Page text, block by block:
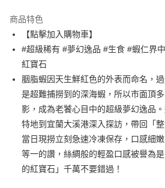
合作金庫商業銀行
華南商業銀行
上海商業儲蓄銀行
台北
國泰世華商業銀行
臺灣中小企業銀行
台中
匯豐（台灣）商業銀行
華泰
聯邦商業銀行
遠東
元大商業銀行
永豐
玉山商業銀行
星展
台新國際商業銀行
中國
台灣樂天信用卡公司
6 期 0 利率 每期
華南商業銀行
彰化
上海商業儲蓄銀行
國泰世華商業銀行
兆豐
臺灣中小企業銀行
台中
匯豐（台灣）商業銀行
華泰
聯邦商業銀行
遠東
元大商業銀行
永豐
玉山商業銀行
星展
台新國際商業銀行
中國
台灣樂天信用卡公司
LINE Pay
Apple Pay
悠遊付
ATM付款
貨到付款
運送方式
商品特色
【點擊加入購物車】
#超級稀有 #夢幻逸品 #生食 #蝦仁界
紅寶石
胭脂蝦因天生鮮紅色的外表而命名，
是超難捕撈到的深海蝦，所以市面頂
影，成為老饕心目中的超級夢幻逸品
特地到宜蘭大溪港深入探訪，帶回「
當日現撈立刻急速冷凍保存，口感細
等一的讚，絲綢般的輕盈口感被譽為
的紅寶石」千萬不要錯過！